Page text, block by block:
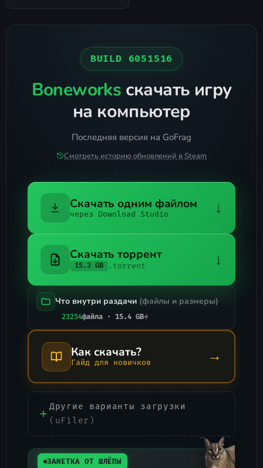
BUILD 6051516
Boneworks скачать игру
на компьютер
Последняя версия на GoFrag
Смотреть историю обновлений в Steam
Скачать одним файлом
через Download Studio ↓
Скачать торрент
15.3 GB .torrent ↓
Что внутри раздачи (файлы и размеры)
23254файла · 15.4 GB→
Как скачать?
Гайд для новичков →
Другие варианты загрузки
(uFiler)
ЗАМЕТКА ОТ ШЛЁПЫ